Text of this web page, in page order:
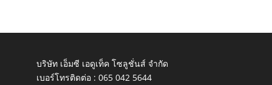
บริษัท เอ็มซี เอดูเท็ค โซลูชั่นส์ จำกัด
เบอร์โทรติดต่อ : 065 042 5644